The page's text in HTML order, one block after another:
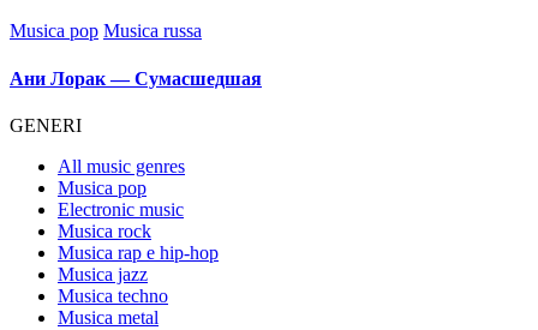
Posted
Musica pop Musica russa
Ани Лорак — Сумасшедшая
GENERI
All music genres
Musica pop
Electronic music
Musica rock
Musica rap e hip-hop
Musica jazz
Musica techno
Musica metal